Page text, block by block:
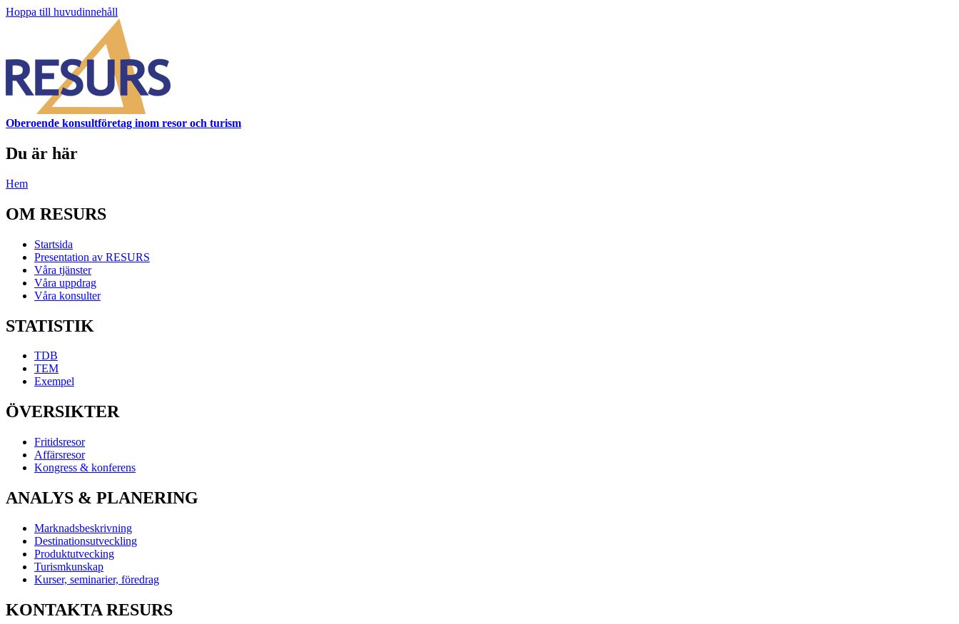
Hoppa till huvudinnehåll
Oberoende konsultföretag inom resor och turism
Du är här
Hem
OM RESURS
Startsida
Presentation av RESURS
Våra tjänster
Våra uppdrag
Våra konsulter
STATISTIK
TDB
TEM
Exempel
ÖVERSIKTER
Fritidsresor
Affärsresor
Kongress & konferens
ANALYS & PLANERING
Marknadsbeskrivning
Destinationsutveckling
Produktutvecking
Turismkunskap
Kurser, seminarier, föredrag
KONTAKTA RESURS